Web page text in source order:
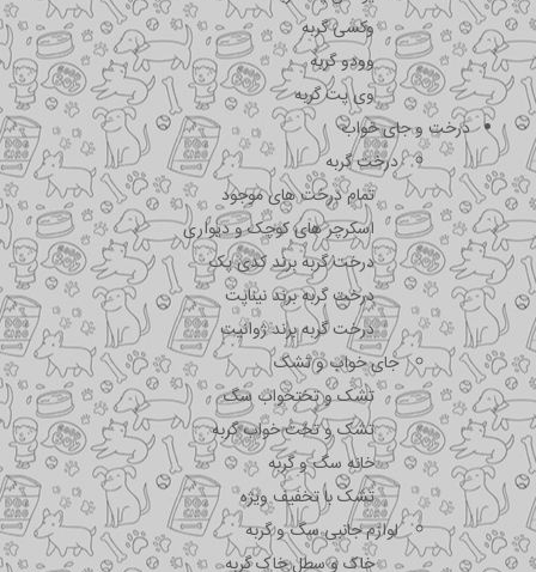
وکسی گربه
وودو گربه
وی پت گربه
درخت و جای خواب
درخت گربه
تمام درخت های موجود
اسکرچر های کوچک و دیواری
درخت گربه برند کدی پک
درخت گربه برند نیناپت
درخت گربه برند ژوانیت
جای خواب و تشک
تشک و تختحواب سگ
تشک و تخت خواب گربه
خانه سگ و گربه
تشک با تخفیف ویژه
لوازم جانبی سگ و گربه
خاک و سطل خاک گربه